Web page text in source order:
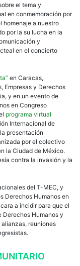
el tema y
en conmemoración por
homenaje a nuestro
por la su lucha en la
y
en el concierto
en Caracas,
Empresas y Derechos
y en un evento de
en Congreso
programa virtual
Internacional de
presentación
por el colectivo
la Ciudad de México.
contra la invasión y la
del T-MEC, y
Derechos Humanos en
a incidir para que el
Derechos Humanos y
reuniones